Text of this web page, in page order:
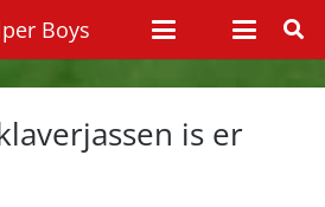
Boys
is er